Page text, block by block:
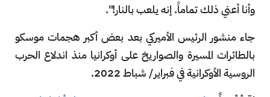
وأنا أعني ذلك تماماً. إنه يلعب بالنار!".
جاء منشور الرئيس الأميركي بعد بعض أكبر هجمات موسكو
بالطائرات المسيرة والصواريخ على أوكرانيا منذ اندلاع الحرب
الروسية الأوكرانية في فبراير/ شباط 2022.